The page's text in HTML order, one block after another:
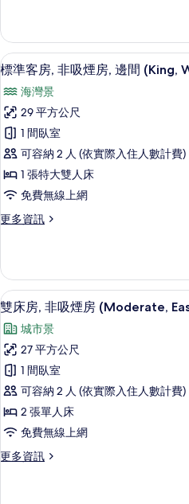
邊
間
(King,
South
View)
的
所
有
相
片
客
房,
非
煙
房,
邊
間
(King,
South
View)
的
情
顯
示
標
準
客
房,
非
吸
煙
邊
間
(King,
West
View)
的
所
有
相
片
4
標準客房, 非吸煙房, 邊間 (King,
海灣景
29 平方公尺
1 間臥室
可容納 2 人 (依實際入住人數計費)
1 張特大雙人床
免費無線上網
更多資訊
更
客
房,
非
煙
房,
邊
間
(King,
West
View)
的
情
顯
示
雙
床
房,
非
吸
煙
房
5
雙床房, 非吸煙房 (Moderate,
城市景
27 平方公尺
1 間臥室
可容納 2 人 (依實際入住人數計費)
2 張單人床
免費無線上網
更多資訊
更